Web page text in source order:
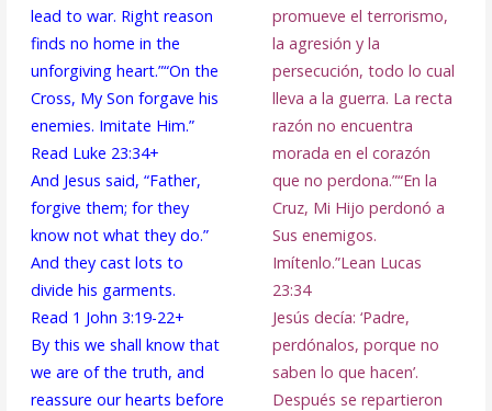
lead to war. Right reason
finds no home in the
unforgiving heart.”“On the
Cross, My Son forgave his
enemies. Imitate Him.”
Read Luke 23:34+
And Jesus said, “Father,
forgive them; for they
know not what they do.”
And they cast lots to
divide his garments.
Read 1 John 3:19-22+
By this we shall know that
we are of the truth, and
reassure our hearts before
promueve el terrorismo,
la agresión y la
persecución, todo lo cual
lleva a la guerra. La recta
razón no encuentra
morada en el corazón
que no perdona.”“En la
Cruz, Mi Hijo perdonó a
Sus enemigos.
Imítenlo.”Lean Lucas
23:34
Jesús decía: ‘Padre,
perdónalos, porque no
saben lo que hacen’.
Después se repartieron